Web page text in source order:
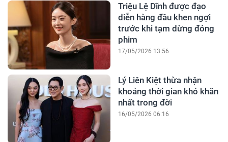
Triệu Lệ Dĩnh được đạo
diễn hàng đầu khen ngợi
trước khi tạm dừng đóng
phim
17/05/2026 13:56
Lý Liên Kiệt thừa nhận
khoảng thời gian khó khăn
nhất trong đời
16/05/2026 06:16